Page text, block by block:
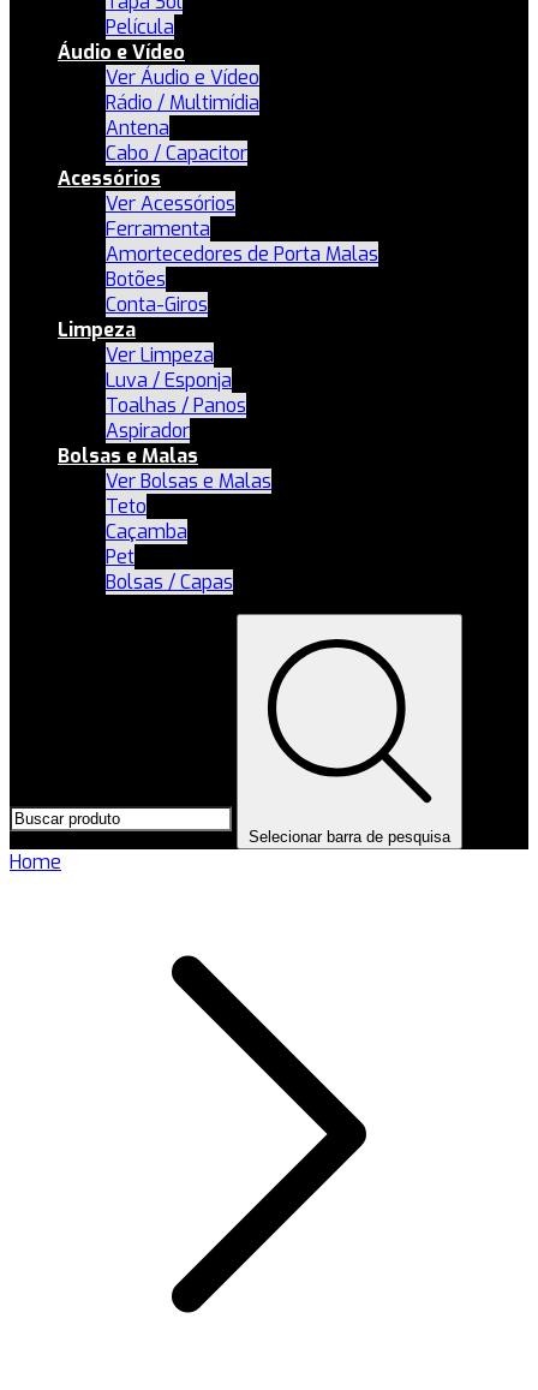
Película
Áudio e Vídeo
Ver Áudio e Vídeo
Rádio / Multimídia
Antena
Cabo / Capacitor
Acessórios
Ver Acessórios
Ferramenta
Amortecedores de Porta Malas
Botões
Conta-Giros
Limpeza
Ver Limpeza
Luva / Esponja
Toalhas / Panos
Aspirador
Bolsas e Malas
Ver Bolsas e Malas
Teto
Caçamba
Pet
Bolsas / Capas
Selecionar barra de pesquisa
Home